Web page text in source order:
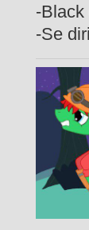
-Black
-Se